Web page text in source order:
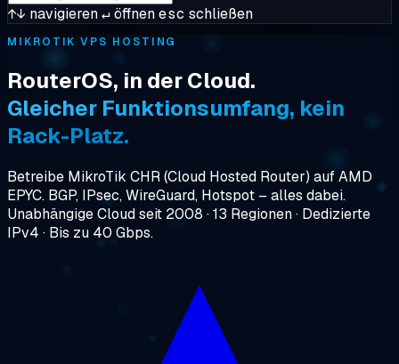
↑↓ navigieren↵öffnenesc schließen
MIKROTIK VPS HOSTING
RouterOS, in der Cloud.
Gleicher Funktionsumfang, kein
Rack-Platz.
Betreibe MikroTik CHR (Cloud Hosted Router) auf AMD
EPYC. BGP, IPsec, WireGuard, Hotspot – alles dabei.
Unabhängige Cloud seit 2008 · 13 Regionen · Dedizierte
IPv4 · Bis zu 40 Gbps.